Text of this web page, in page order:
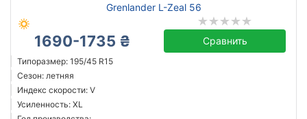
Grenlander L-Zeal 56
1690-1735 ₴ Сравнить
Типоразмер: 195/45 R15
Сезон: летняя
Индекс скорости: V
Усиленность: XL